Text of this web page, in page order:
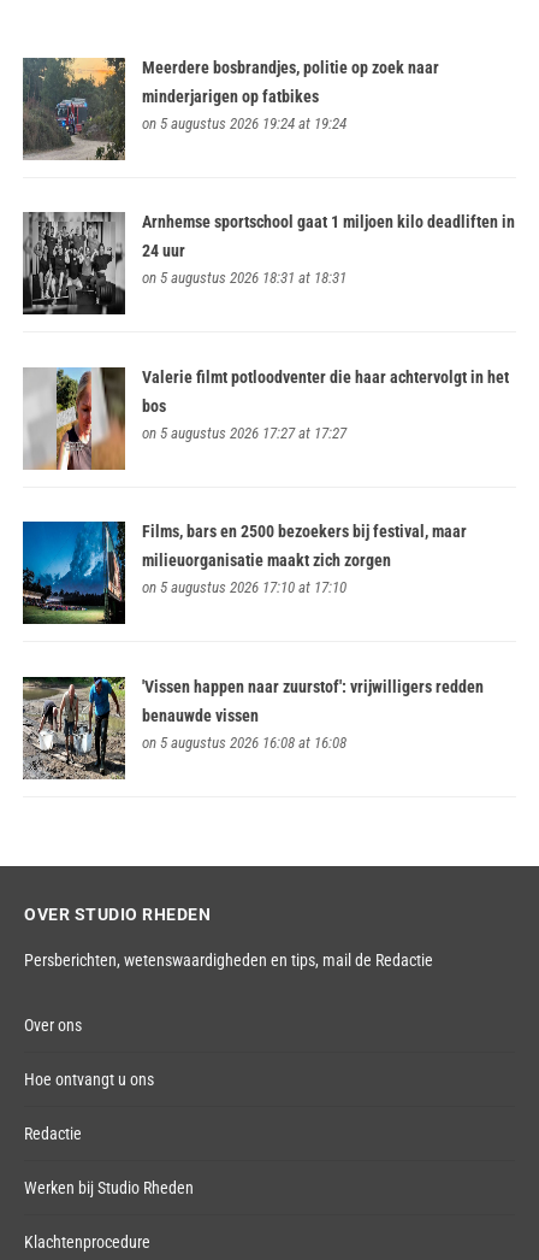
Meerdere bosbrandjes, politie op zoek naar
minderjarigen op fatbikes
on 5 augustus 2026 19:24 at 19:24
Arnhemse sportschool gaat 1 miljoen kilo deadliften in
24 uur
on 5 augustus 2026 18:31 at 18:31
Valerie filmt potloodventer die haar achtervolgt in het
bos
on 5 augustus 2026 17:27 at 17:27
Films, bars en 2500 bezoekers bij festival, maar
milieuorganisatie maakt zich zorgen
on 5 augustus 2026 17:10 at 17:10
'Vissen happen naar zuurstof': vrijwilligers redden
benauwde vissen
on 5 augustus 2026 16:08 at 16:08
OVER STUDIO RHEDEN
Persberichten, wetenswaardigheden en tips, mail de Redactie
Over ons
Hoe ontvangt u ons
Redactie
Werken bij Studio Rheden
Klachtenprocedure